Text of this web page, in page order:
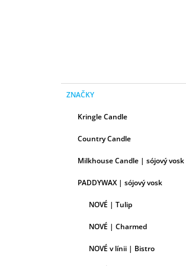
kategórie
K
AZNAČKY
Kringle Candle
Country Candle
Milkhouse Candle | sójový vosk
PADDYWAX | sójový vosk
NOVÉ | Tulip
NOVÉ | Charmed
NOVÉ v línii | Bistro